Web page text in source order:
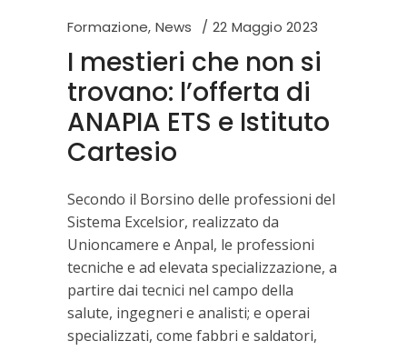
Formazione, News 22 Maggio 2023
I mestieri che non si
trovano: l’offerta di
ANAPIA ETS e Istituto
Cartesio
Secondo il Borsino delle professioni del
Sistema Excelsior, realizzato da
Unioncamere e Anpal, le professioni
tecniche e ad elevata specializzazione, a
partire dai tecnici nel campo della
salute, ingegneri e analisti; e operai
specializzati, come fabbri e saldatori,